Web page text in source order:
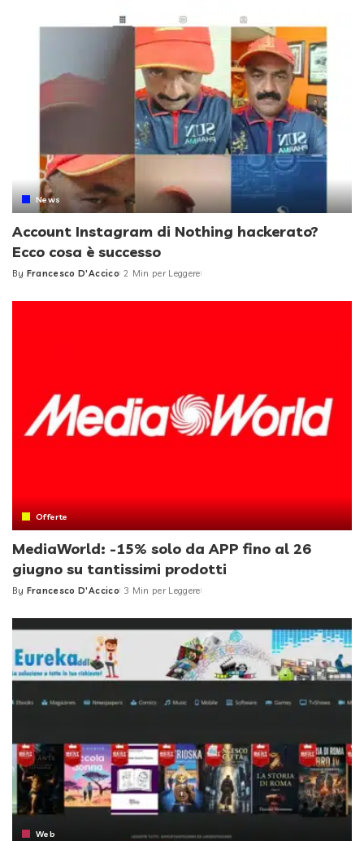
News
Account Instagram di Nothing hackerato?
Ecco cosa è successo
Posted
By Francesco D'Accico 2 Min per Leggere
Offerte
MediaWorld: -15% solo da APP fino al 26
giugno su tantissimi prodotti
Posted
By Francesco D'Accico 3 Min per Leggere
Web